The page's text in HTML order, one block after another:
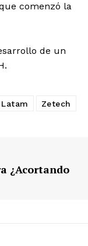
comenzó la
de un
Zetech
¿Acortando